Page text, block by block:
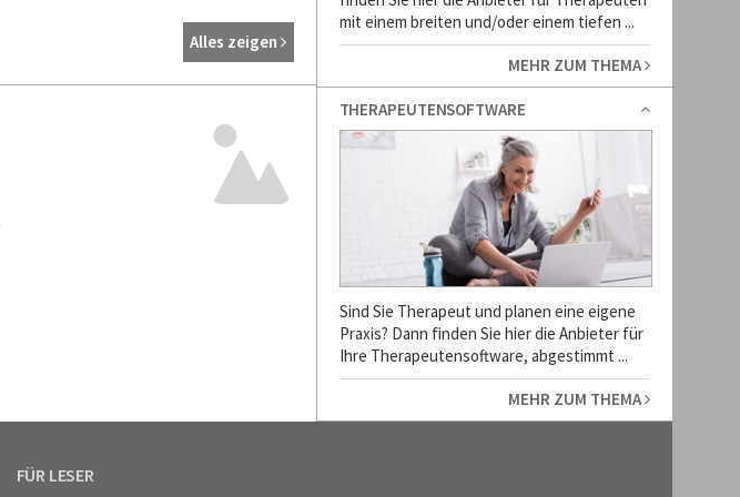
Alles zeigen
mit einem breiten und/oder einem tiefen ...
MEHR ZUM THEMA
THERAPEUTENSOFTWARE
Sind Sie Therapeut und planen eine eigene
Praxis? Dann finden Sie hier die Anbieter für
Ihre Therapeutensoftware, abgestimmt ...
MEHR ZUM THEMA
FÜR LESER